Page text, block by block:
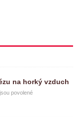
na horký vzduch
povolené